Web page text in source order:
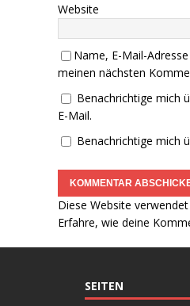
Website
Name, E-Mail-
meinen nächsten
Benachrichtige mich
E-Mail.
Benachrichtige mich
Diese Website
Erfahre, wie deine
SEITEN